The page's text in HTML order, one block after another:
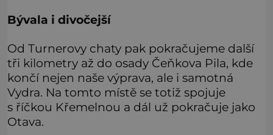
Bývala i divočejší
Od Turnerovy chaty pak pokračujeme další
tři kilometry až do osady Čeňkova Pila, kde
končí nejen naše výprava, ale i samotná
Vydra. Na tomto místě se totiž spojuje
s říčkou Křemelnou a dál už pokračuje jako
Otava.